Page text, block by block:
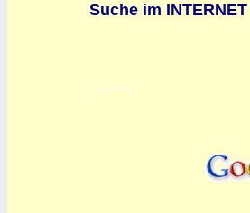
Suche im INTERNET